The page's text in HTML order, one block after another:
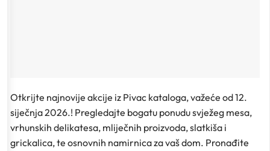
Otkrijte najnovije akcije iz Pivac kataloga, važeće od 12.
siječnja 2026.! Pregledajte bogatu ponudu svježeg mesa,
vrhunskih delikatesa, mliječnih proizvoda, slatkiša i
grickalica, te osnovnih namirnica za vaš dom. Pronađite